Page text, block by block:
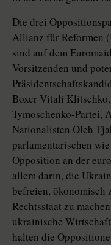
Die drei
Allianz für Reformen
sind auf dem
Vorsitzenden und
Boxer Vitali
Tymoschenko-Partei,
Nationalisten Oleh
parlamentarischen
Opposition an der
allem darin, die
befreien, ökonomisch
Rechtsstaat zu
ukrainische
halten die